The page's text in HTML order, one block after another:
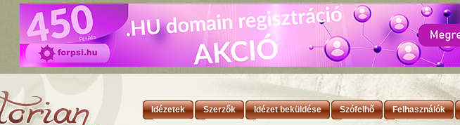
Idézetek Szerzők Idézet beküldése Szófelhő Felhasználók